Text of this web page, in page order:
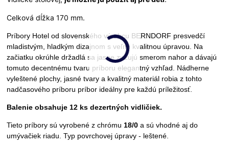
Celková dĺžka 170 mm.
Príbory Hotel od slovenského výrobcu BERNDORF presvedčí
mladistvým, hladkým dizajnom s veľmi kvalitnou úpravou. Na
začiatku okrúhle držadlá sa jasne zužujú smerom nahor a dávajú
tomuto decentnému tvaru príboru elegantný vzhľad. Nádherne
vyleštené plochy, jasné tvary a kvalitný materiál robia z tohto
nadčasového príboru príbor ideálny pre každú príležitosť.
Balenie obsahuje 12 ks dezertných vidličiek.
Tieto príbory sú vyrobené z chrómu 18/0a sú vhodné aj do
umývačiek riadu. Typ povrchovej úpravy - leštené.